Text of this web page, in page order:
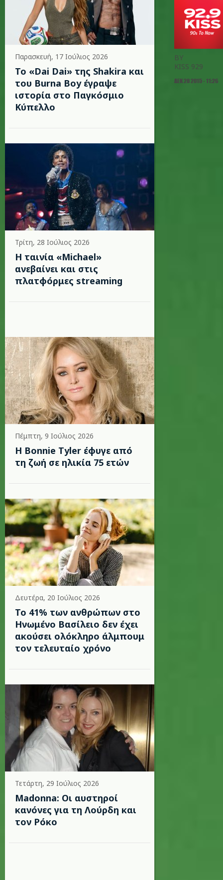
Παρασκευή, 17 Ιούλιος 2026
To «Dai Dai» της Shakira και
του Burna Boy έγραψε
ιστορία στο Παγκόσμιο
Κύπελλο
Τρίτη, 28 Ιούλιος 2026
Η ταινία «Michael»
ανεβαίνει και στις
πλατφόρμες streaming
Πέμπτη, 9 Ιούλιος 2026
Η Bonnie Tyler έφυγε από
τη ζωή σε ηλικία 75 ετών
Δευτέρα, 20 Ιούλιος 2026
Το 41% των ανθρώπων στο
Ηνωμένο Βασίλειο δεν έχει
ακούσει ολόκληρο άλμπουμ
τον τελευταίο χρόνο
Τετάρτη, 29 Ιούλιος 2026
Madonna: Οι αυστηροί
κανόνες για τη Λούρδη και
τον Ρόκο
BY
KISS 929
ΔΕΚ 28 2015 - 11:26